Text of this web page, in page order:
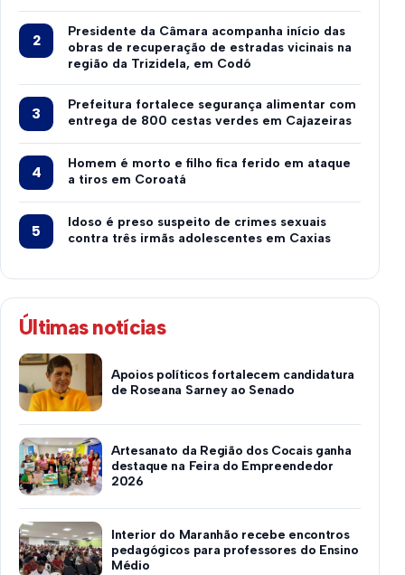
Presidente da Câmara acompanha início das
obras de recuperação de estradas vicinais na
região da Trizidela, em Codó
Prefeitura fortalece segurança alimentar com
entrega de 800 cestas verdes em Cajazeiras
Homem é morto e filho fica ferido em ataque
a tiros em Coroatá
Idoso é preso suspeito de crimes sexuais
contra três irmãs adolescentes em Caxias
Últimas notícias
Apoios políticos fortalecem candidatura
de Roseana Sarney ao Senado
Artesanato da Região dos Cocais ganha
destaque na Feira do Empreendedor
2026
Interior do Maranhão recebe encontros
pedagógicos para professores do Ensino
Médio